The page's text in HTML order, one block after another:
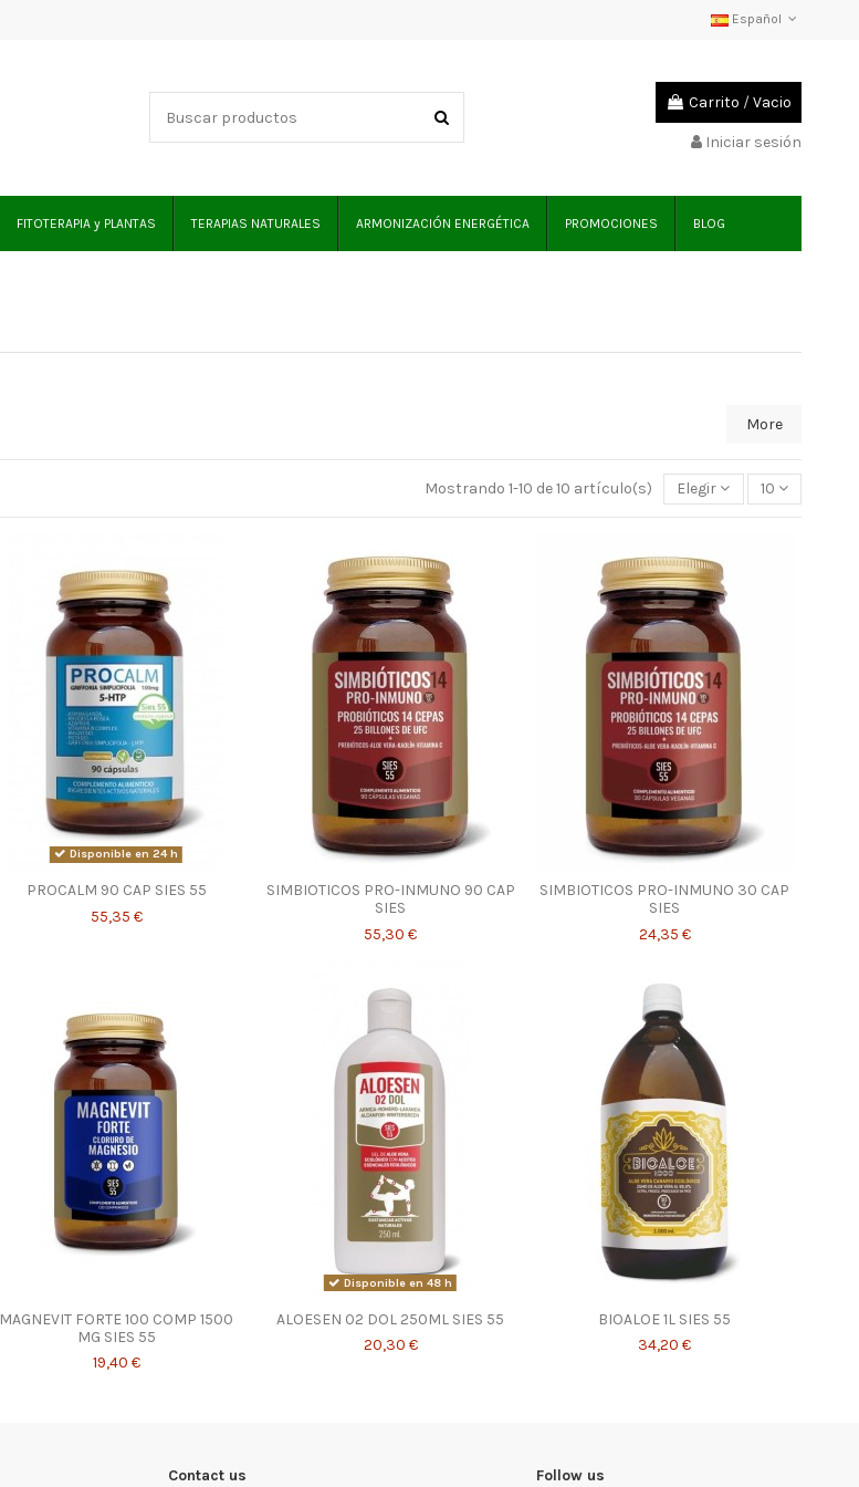
Español
Carrito /Vacio
Iniciar sesión
FITOTERAPIA y PLANTAS TERAPIAS NATURALES ARMONIZACIÓN ENERGÉTICA PROMOCIONES BLOG
More
Mostrando 1-10 de 10 artículo(s) Elegir 10
Disponible en 24 h
PROCALM 90 CAP SIES 55
55,35 €
SIMBIOTICOS PRO-INMUNO 90 CAP
SIES
55,30 €
SIMBIOTICOS PRO-INMUNO 30 CAP
SIES
24,35 €
MAGNEVIT FORTE 100 COMP 1500
MG SIES 55
19,40 €
Disponible en 48 h
ALOESEN 02 DOL 250ML SIES 55
20,30 €
BIOALOE 1L SIES 55
34,20 €
Contact us Follow us